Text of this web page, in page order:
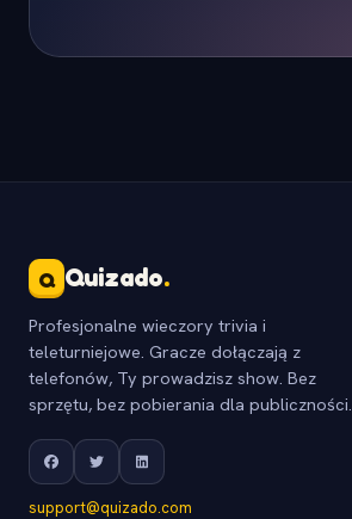
Q Quizado.
Profesjonalne wieczory trivia i
teleturniejowe. Gracze dołączają z
telefonów, Ty prowadzisz show. Bez
sprzętu, bez pobierania dla publiczności.
support@quizado.com